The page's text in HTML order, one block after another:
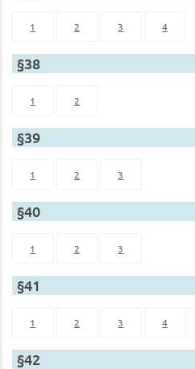
1 2 3 4
§38
1 2
§39
1 2 3
§40
1 2 3
§41
1 2 3 4
§42